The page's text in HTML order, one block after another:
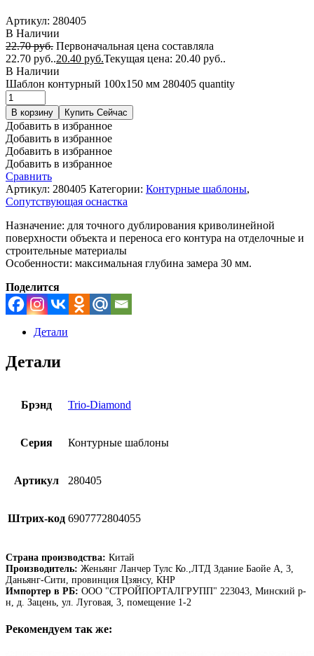
Артикул: 280405
В Наличии
22.70руб. Первоначальная цена составляла
22.70 руб..20.40 руб.Текущая цена: 20.40 руб..
В Наличии
Шаблон контурный 100x150 мм 280405 quantity
В корзину Купить Сейчас
Добавить в избранное
Добавить в избранное
Добавить в избранное
Добавить в избранное
Сравнить
Артикул: 280405 Категории: Контурные шаблоны,
Сопутствующая оснастка
Назначение: для точного дублирования криволинейной
поверхности объекта и переноса его контура на отделочные и
строительные материалы
Особенности: максимальная глубина замера 30 мм.
Поделится
Детали
Детали
Брэнд Trio-Diamond
Серия Контурные шаблоны
Артикул 280405
Штрих-код 6907772804055
Страна производства: Китай
Производитель: Женьянг Ланчер Тулс Ко.,ЛТД Здание Баойе А, 3,
Даньянг-Сити, провинция Цзянсу, КНР
Импортер в РБ: ООО "СТРОЙПОРТАЛГРУПП" 223043, Минский р-
н, д. Зацень, ул. Луговая, 3, помещение 1-2
Рекомендуем так же: